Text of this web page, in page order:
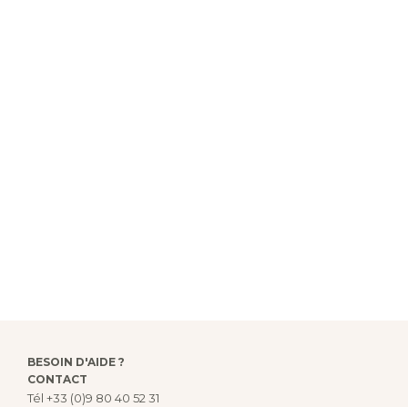
BESOIN D'AIDE ?
CONTACT
Tél +33 (0)9 80 40 52 31